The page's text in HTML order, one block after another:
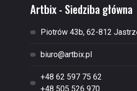
Artbix - Siedziba główna
Piotrów 43b, 62-812
biuro@artbix.pl
+48 62 597 75 62
+48 505 526 970